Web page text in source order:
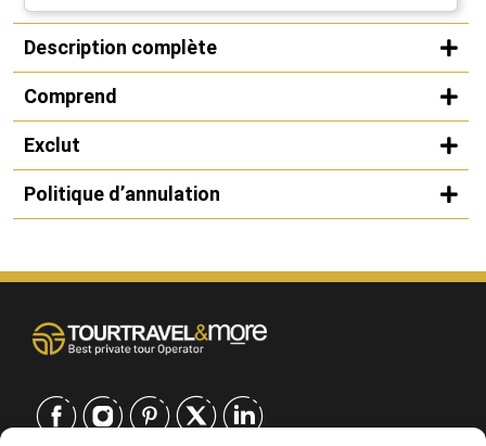
Description complète
Comprend
Exclut
Politique d’annulation